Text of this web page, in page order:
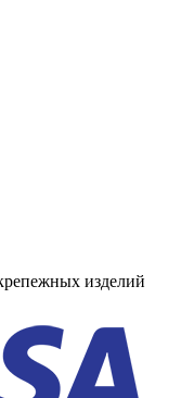
изделий